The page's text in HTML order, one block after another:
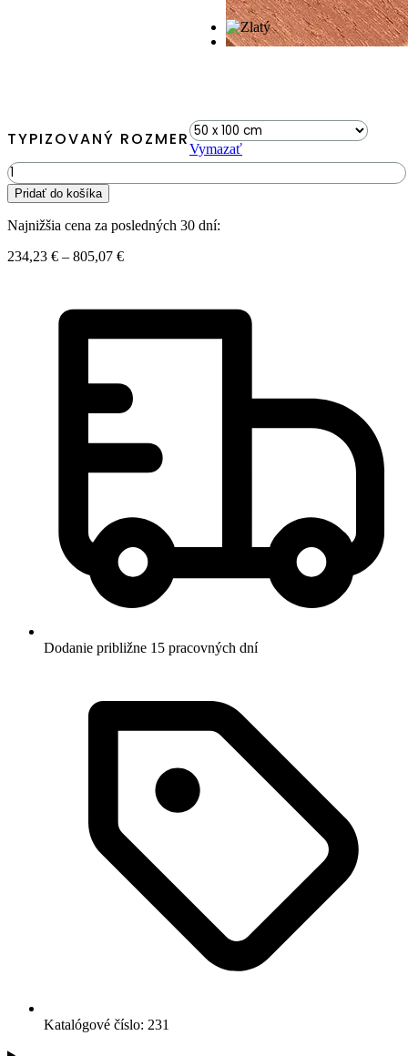
TYPIZOVANÝ ROZMERVymazať
množstvo
Machový
obraz
Elipsa
RASTLINY
Loreto
Pridať do košíka
Najnižšia cena za posledných 30 dní:
234,23 € – 805,07 €Price
Dodanie približne 15 pracovných dní
Katalógové číslo: 231